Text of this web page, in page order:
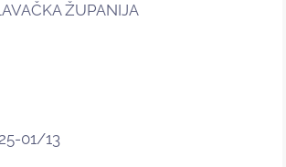
ŽUPANIJA
01/13